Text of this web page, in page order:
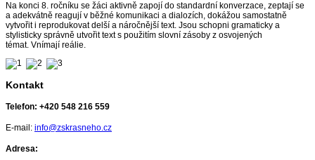
Na konci 8. ročníku se žáci aktivně zapojí do standardní konverzace, zeptají se
a adekvátně reagují v běžné komunikaci a dialozích, dokážou samostatně
vytvořit i reprodukovat delší a náročnější text. Jsou schopni gramaticky a
stylisticky správně utvořit text s použitím slovní zásoby z osvojených
témat. Vnímají reálie.
Kontakt
Telefon: +420 548 216 559
E-mail: info@zskrasneho.cz
Adresa: